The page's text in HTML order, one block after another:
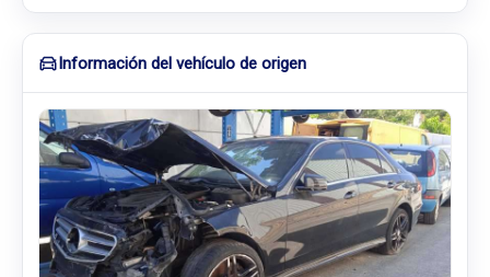
Información del vehículo de origen